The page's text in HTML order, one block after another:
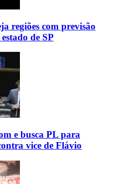
regiões com previsão
de SP
e busca PL para
vice de Flávio